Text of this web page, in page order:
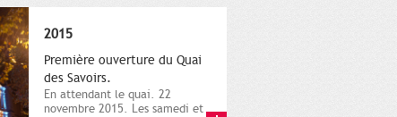
2015
Première ouverture du Quai
des Savoirs.
En attendant le quai. 22
novembre 2015. Les samedi et